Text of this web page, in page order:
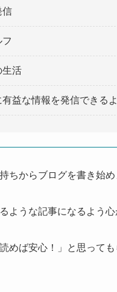
信
生活
益な情報を発信できる
ちからブログを書き始め
ような記事になるよう心
めば安心！」と思って